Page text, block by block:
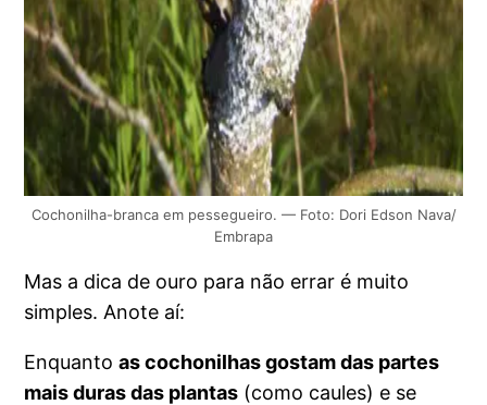
Cochonilha-branca em pessegueiro. — Foto: Dori Edson Nava/
Embrapa
Mas a dica de ouro para não errar é muito
simples. Anote aí:
Enquantoas cochonilhas gostam das partes
mais duras das plantas (como caules) e se